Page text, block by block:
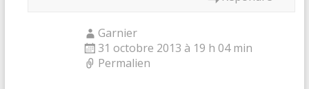
Garnier
31 octobre 2013 à 19 h 04 min
Permalien